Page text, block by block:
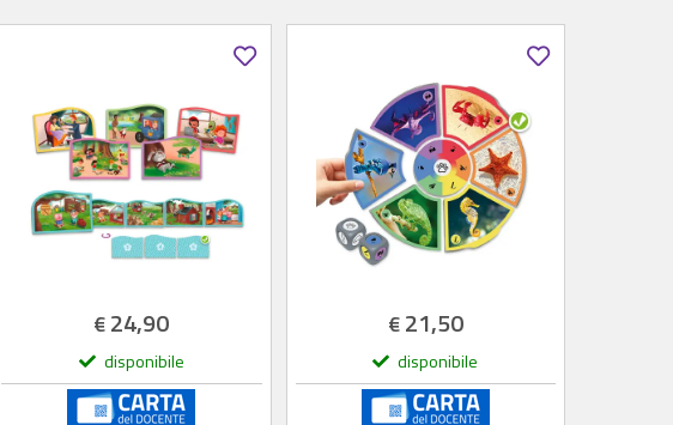
€24,90
disponibile
€21,50
disponibile